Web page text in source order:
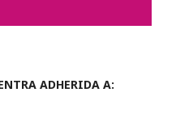
ADHERIDA A: